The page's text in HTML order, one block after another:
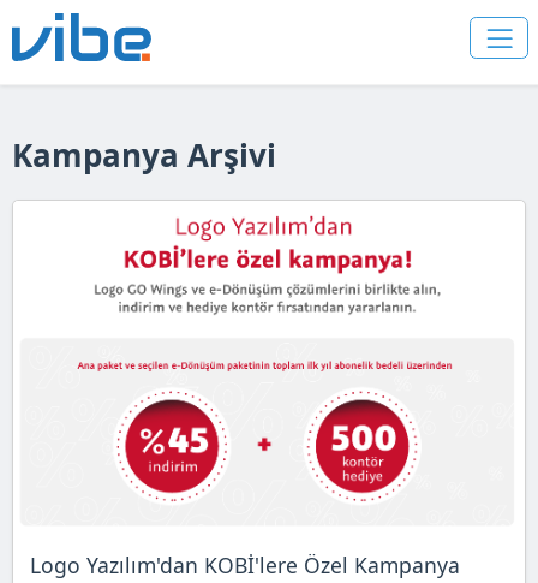
Kampanya Arşivi
Logo Yazılım'dan KOBİ'lere Özel Kampanya